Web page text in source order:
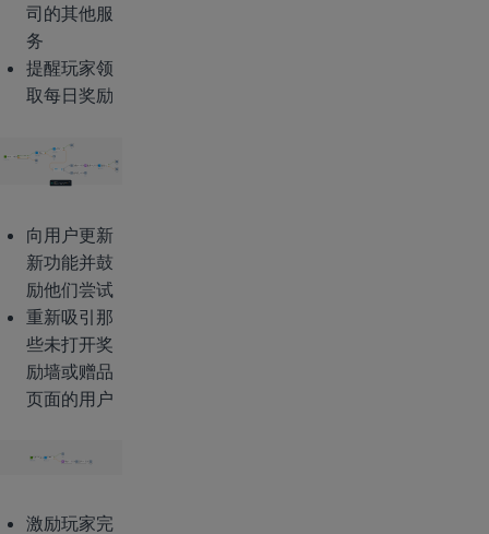
司的其他服
务
提醒玩家领
取每日奖励
向用户更新
新功能并鼓
励他们尝试
重新吸引那
些未打开奖
励墙或赠品
页面的用户
激励玩家完